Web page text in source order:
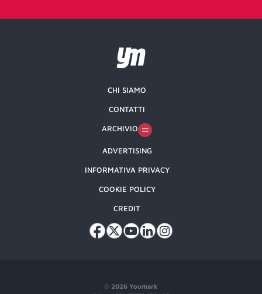
© 2026 Youmark
CHI SIAMO
CONTATTI
ARCHIVIO
ADVERTISING
INFORMATIVA PRIVACY
COOKIE POLICY
CREDIT